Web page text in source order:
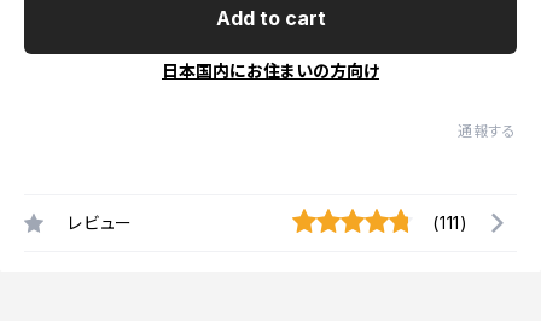
Add to cart
日本国内にお住まいの方向け
通報する
レビュー (111)